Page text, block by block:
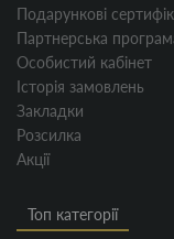
Подарункові
Партнерська
Особистий кабінет
Історія замовлень
Закладки
Розсилка
Акції
Топ категорії